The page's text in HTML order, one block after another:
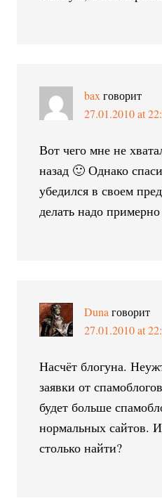
bax говорит
27.01.2010 at
Вот чего мне не
назад 🙂 Однако
убедился в своем
делать надо
Duna говорит
27.01.2010 at
Насчёт блогуна.
заявки от
будет больше
нормальных сайтов.
столько найти?